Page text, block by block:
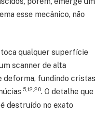
esse mecânico, não
toca qualquer superfície
scanner de alta
deforma, fundindo cristas
,5,12,20. O detalhe que
destruído no exato